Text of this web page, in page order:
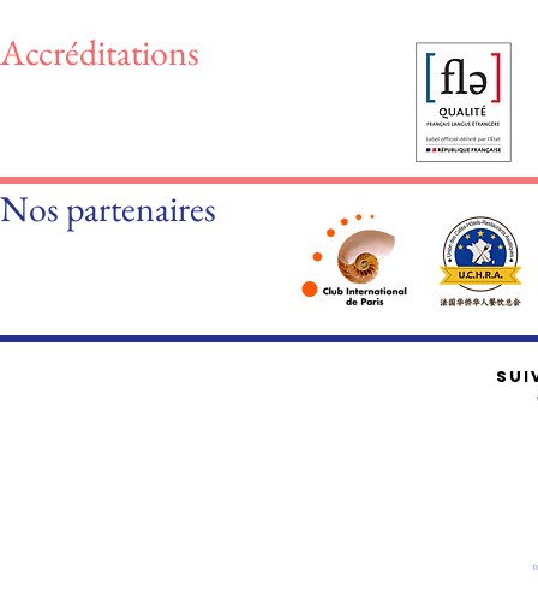
Accréditations
Nos partenaires